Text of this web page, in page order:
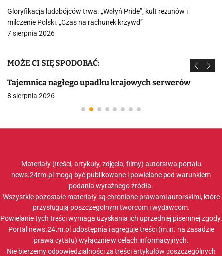
Gloryfikacja ludobójców trwa. „Wołyń Pride”, kult rezunów i
milczenie Polski. „Czas na rachunek krzywd”
7 sierpnia 2026
MOŻE CI SIĘ SPODOBAĆ:
Tajemnica nagłego upadku krajowych serwerów
8 sierpnia 2026
Materiały (treści, artykuły, zdjęcia, filmy) autorstwa portalu
news.24tm.pl mogą być publikowane i powielane pod warunkiem
podania wyraźnego źródła.
Wszystkie pozostałe materiały są chronione prawami autorskimi, które
przysługują poszczególnym twórcom i wydawcom.
Powielanie tych treści wymaga uzyskania ich uprzedniej pisemnej zgody.
Portal news.24tm.pl udostępnia i agreguje treści (m.in. na zasadzie
prawa cytatu) wyłącznie w celach informacyjnych.
Nie bierzemy odpowiedzialności za treści artykułów poszczególnych